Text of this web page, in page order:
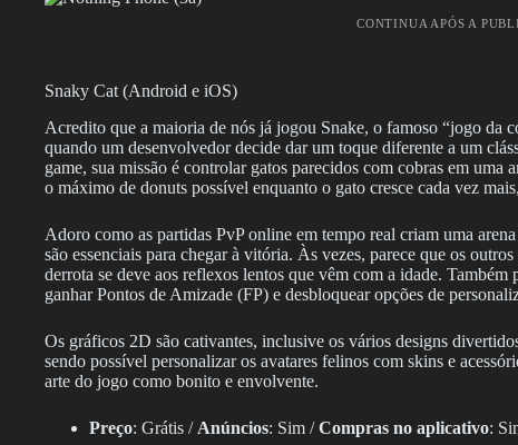
CONTINUA APÓS A
Snaky Cat (Android e iOS)
Acredito que a maioria de nós já jogou Snake, o famoso “jogo da
quando um desenvolvedor decide dar um toque diferente a um
game, sua missão é controlar gatos parecidos com cobras em
o máximo de donuts possível enquanto o gato cresce cada vez
Adoro como as partidas PvP online em tempo real criam uma
são essenciais para chegar à vitória. Às vezes, parece que os
derrota se deve aos reflexos lentos que vêm com a idade.
ganhar Pontos de Amizade (FP) e desbloquear opções de
Os gráficos 2D são cativantes, inclusive os vários designs
sendo possível personalizar os avatares felinos com skins e
arte do jogo como bonito e envolvente.
Preço: Grátis / Anúncios: Sim /Compras no aplicativo: